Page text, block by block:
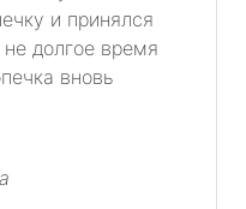
и принялся
долгое время
вновь